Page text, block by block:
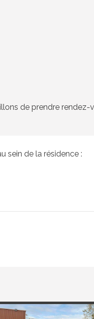
de prendre rendez-
sein de la résidence :